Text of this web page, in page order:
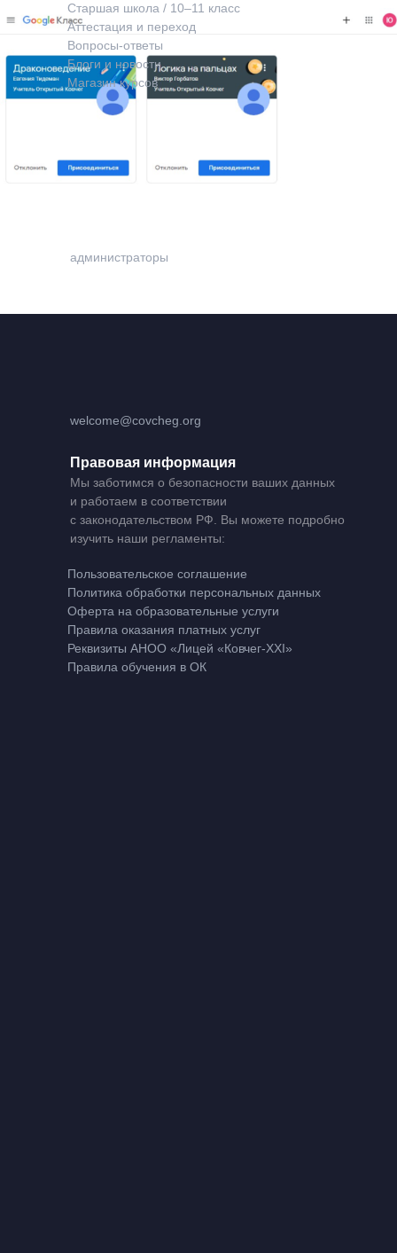
Старшая школа / 10–11 класс
Аттестация и переход
Вопросы-ответы
Блоги и новости
Магазин курсов
администраторы
welcome@covcheg.org
Правовая информация
Мы заботимся о безопасности ваших данных
и работаем в соответствии
с законодательством РФ. Вы можете подробно
изучить наши регламенты:
Пользовательское соглашение
Политика обработки персональных данных
Оферта на образовательные услуги
Правила оказания платных услуг
Реквизиты АНОО «Лицей «Ковчег-XXI»
Правила обучения в ОК